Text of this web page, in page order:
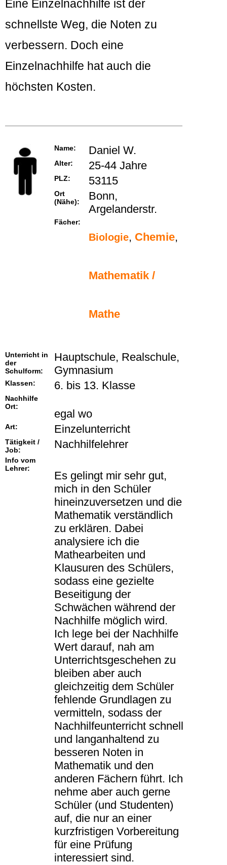
Eine Einzelnachhilfe ist der
schnellste Weg, die Noten zu
verbessern. Doch eine
Einzelnachhilfe hat auch die
höchsten Kosten.
Name: Daniel W.
Alter: 25-44 Jahre
PLZ: 53115
Ort
(Nähe):
Bonn,
Argelanderstr.
Fächer:
Biologie, Chemie,
Mathematik /
Mathe
Unterricht in
der
Schulform:
Hauptschule, Realschule,
Gymnasium
Klassen: 6. bis 13. Klasse
Nachhilfe
Ort:
egal wo
Art: Einzelunterricht
Tätigkeit /
Job:
Nachhilfelehrer
Info vom
Lehrer:
Es gelingt mir sehr gut,
mich in den Schüler
hineinzuversetzen und die
Mathematik verständlich
zu erklären. Dabei
analysiere ich die
Mathearbeiten und
Klausuren des Schülers,
sodass eine gezielte
Beseitigung der
Schwächen während der
Nachhilfe möglich wird.
Ich lege bei der Nachhilfe
Wert darauf, nah am
Unterrichtsgeschehen zu
bleiben aber auch
gleichzeitig dem Schüler
fehlende Grundlagen zu
vermitteln, sodass der
Nachhilfeunterricht schnell
und langanhaltend zu
besseren Noten in
Mathematik und den
anderen Fächern führt. Ich
nehme aber auch gerne
Schüler (und Studenten)
auf, die nur an einer
kurzfristigen Vorbereitung
für eine Prüfung
interessiert sind.